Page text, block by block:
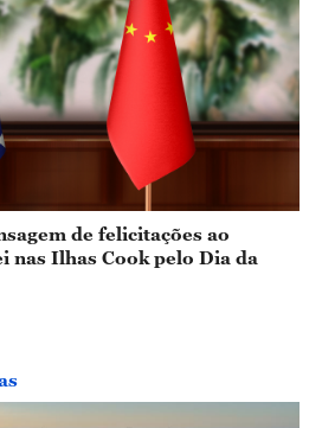
de felicitações ao
nas Ilhas Cook pelo Dia da